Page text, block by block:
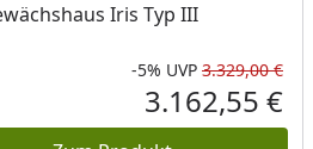
Preis
Iris Typ III
-5% UVP 3.329,00 €
3.162,55 €